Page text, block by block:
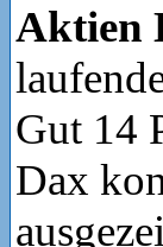
Aktien
Gut 14
Dax